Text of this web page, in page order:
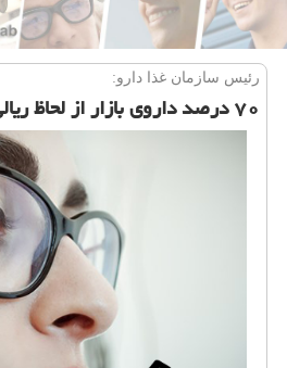
رئیس سازمان غذا دارو:
۷۰ درصد داروی بازار از لحاظ ریالی تولید داخل است